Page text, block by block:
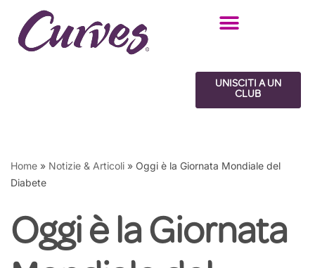
Vai
UNISCITI A UN
CLUB
Home » Notizie & Articoli » Oggi è la Giornata Mondiale del
Diabete
Oggi è la Giornata